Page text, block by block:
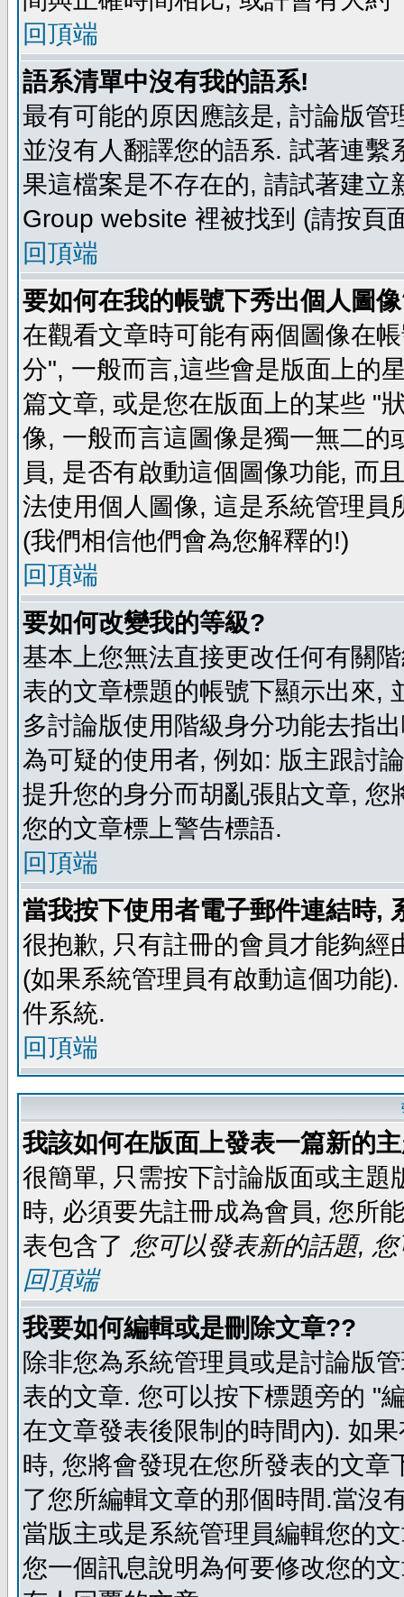
回頂端
語系清單中沒有我的語系!
最有可能的原因應該是, 討論版
並沒有人翻譯您的語系. 試著連
果這檔案是不存在的, 請試著建
Group website 裡被找到 (請按頁
回頂端
要如何在我的帳號下秀出個人圖
在觀看文章時可能有兩個圖像在
分", 一般而言,這些會是版面上的
篇文章, 或是您在版面上的某些 "
像, 一般而言這圖像是獨一無二
員, 是否有啟動這個圖像功能, 而
法使用個人圖像, 這是系統管理
(我們相信他們會為您解釋的!)
回頂端
要如何改變我的等級?
基本上您無法直接更改任何有關
表的文章標題的帳號下顯示出來,
多討論版使用階級身分功能去指
為可疑的使用者, 例如: 版主跟討
提升您的身分而胡亂張貼文章,
您的文章標上警告標語.
回頂端
當我按下使用者電子郵件連結時,
很抱歉, 只有註冊的會員才能夠
(如果系統管理員有啟動這個功能
件系統.
回頂端
我該如何在版面上發表一篇新的
很簡單, 只需按下討論版面或主
時, 必須要先註冊成為會員, 您所
表包含了 您可以發表新的話題,
回頂端
我要如何編輯或是刪除文章??
除非您為系統管理員或是討論版
表的文章. 您可以按下標題旁的 "
在文章發表後限制的時間內). 如
時, 您將會發現在您所發表的文
了您所編輯文章的那個時間.當沒
當版主或是系統管理員編輯您的
您一個訊息說明為何要修改您的